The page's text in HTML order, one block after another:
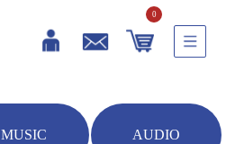
0
MUSIC AUDIO